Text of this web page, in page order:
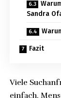
Sandra
Fazit
Viele
einfach.